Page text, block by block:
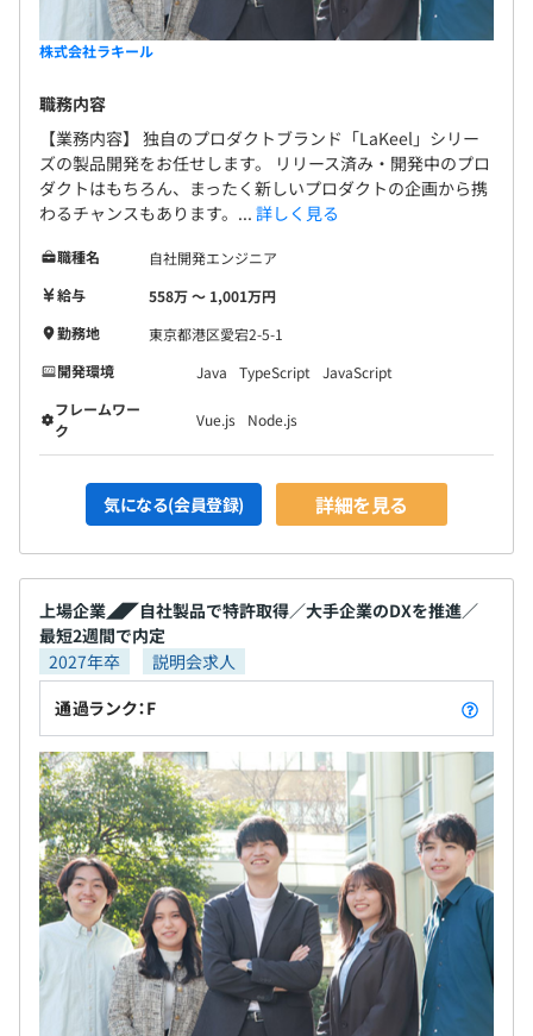
株式会社ラキール
職務内容
【業務内容】 独自のプロダクトブランド「LaKeel」シリー
ズの製品開発をお任せします。 リリース済み・開発中のプロ
ダクトはもちろん、まったく新しいプロダクトの企画から携
わるチャンスもあります。... 詳しく見る
職種名
自社開発エンジニア
給与
558万 〜 1,001万円
勤務地
東京都港区愛宕2-5-1
開発環境
Java TypeScript
JavaScript
フレームワー
ク
Vue.js Node.js
気になる(会員登録) 詳細を見る
上場企業◢◤自社製品で特許取得／大手企業のDXを推進／
最短2週間で内定
2027年卒
説明会求人
通過ランク：F